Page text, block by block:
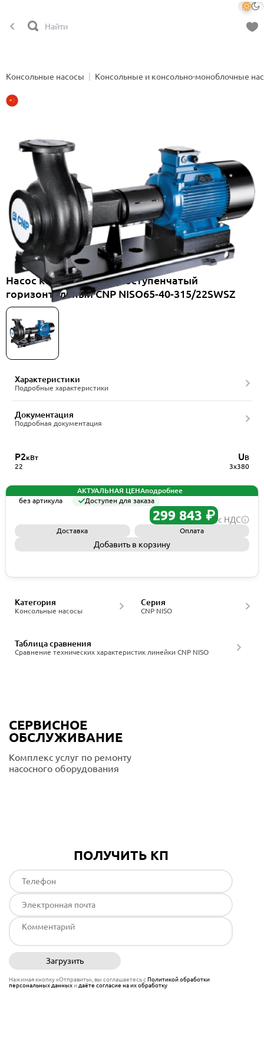
Консольные насосы Консольные и консольно-моноблочные
Насос консольный одноступенчатый
горизонтальный CNP NISO65-40-315/22SWSZ
Характеристики
Подробные характеристики
Документация
Подробная документация
P2кВт
22
UВ
3x380
АКТУАЛЬНАЯ ЦЕНАподробнее
без артикула
Доступен для заказа
299 843 ₽ с НДС
Доставка Оплата
Добавить в корзину
Консольные насосы
Категория
CNP NISO
Серия
Сравнение технических характеристик линейки CNP NISO
Таблица сравнения
СЕРВИСНОЕ
ОБСЛУЖИВАНИЕ
Комплекс услуг по ремонту
насосного оборудования
ПОЛУЧИТЬ КП
Загрузить
Нажимая кнопку «Отправить», вы соглашаетесь сПолитикой обработки
персональных данныхи даёте согласие на их обработку